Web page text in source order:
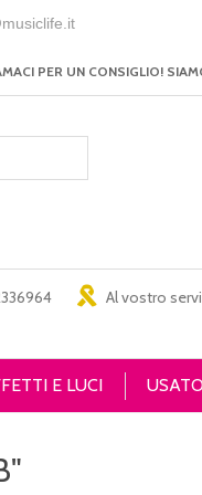
PER UN CONSIGLIO!
Al vostro
E LUCI